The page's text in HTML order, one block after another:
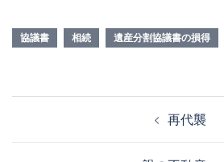
協議書 相続 遺産分割協議書の損得
再代襲